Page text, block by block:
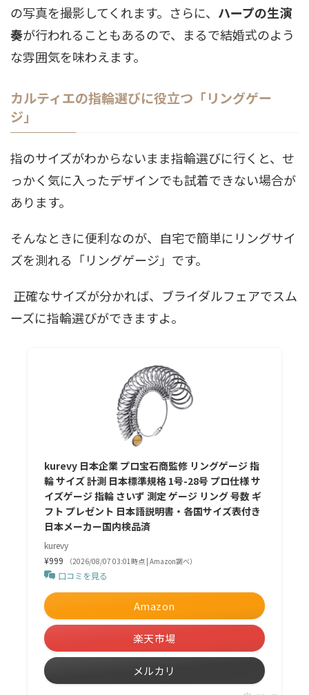
の写真を撮影してくれます。さらに、 ハープの生演
奏が行われることもあるので、まるで結婚式のよう
な雰囲気を味わえます。
カルティエの指輪選びに役立つ「リングゲー
ジ」
指のサイズがわからないまま指輪選びに行くと、せ
っかく気に入ったデザインでも試着できない場合が
あります。
そんなときに便利なのが、自宅で簡単にリングサイ
ズを測れる「リングゲージ」です。
正確なサイズが分かれば、ブライダルフェアでスム
ーズに指輪選びができますよ。
kurevy 日本企業 プロ宝石商監修 リングゲージ 指
輪 サイズ 計測 日本標準規格 1号-28号 プロ仕様 サ
イズゲージ 指輪 さいず 測定 ゲージ リング 号数 ギ
フト プレゼント 日本語説明書・各国サイズ表付き
日本メーカー国内検品済
kurevy
¥999
（2026/08/07 03:01時点 | Amazon調べ）
口コミを見る
Amazon
楽天市場
メルカリ